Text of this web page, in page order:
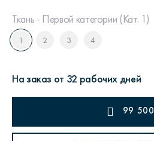
Ткань - Первой категории (Кат. 1)
1 2 3 4
На заказ от 32 рабочих дней
99 500